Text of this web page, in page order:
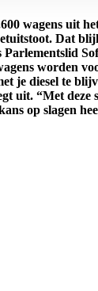
wagens uit
Dat
worden
je diesel te
uit. “Met deze
op slagen